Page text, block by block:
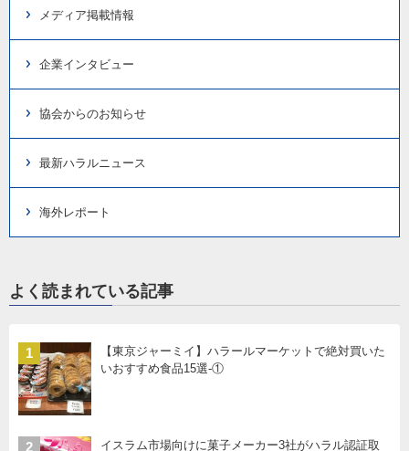
メディア掲載情報
企業インタビュー
協会からのお知らせ
最新ハラルニュース
海外レポート
よく読まれている記事
1
【東京ジャーミイ】ハラールマーケットで絶対買いた
いおすすめ食品15選-①
2
イスラム市場向けに菓子メーカー3社がハラル認証取